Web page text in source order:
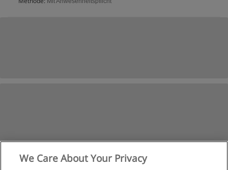
We Care About Your Privacy